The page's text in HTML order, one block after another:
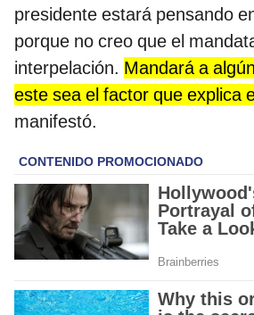
presidente estará pensando
porque no creo que el
interpelación. Mandará a
este sea el factor que explica
manifestó.